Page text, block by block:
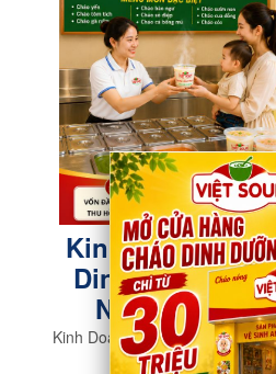
Kinh Doanh
Dinh Dưỡng –
Nghiệp Cùng
Kinh Doanh Vốn Ít Với Cháo
Nghiệp Cùng Việt